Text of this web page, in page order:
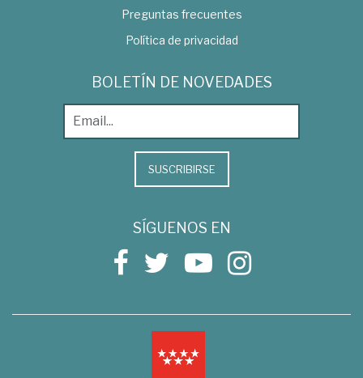
Preguntas frecuentes
Política de privacidad
BOLETÍN DE NOVEDADES
SUSCRIBIRSE
SÍGUENOS EN